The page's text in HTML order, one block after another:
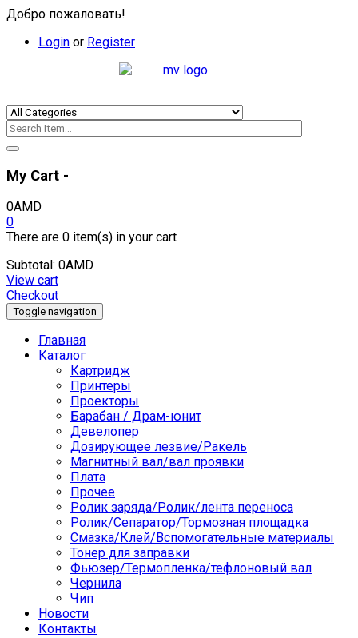
Добро пожаловать!
Login or Register
My Cart -
0AMD
0
There are 0 item(s) in your cart
Subtotal: 0AMD
View cart
Checkout
Toggle navigation
Главная
Каталог
Картридж
Принтеры
Проекторы
Барабан / Драм-юнит
Девелопер
Дозирующее лезвие/Ракель
Магнитный вал/вал проявки
Плата
Прочее
Ролик заряда/Ролик/лента переноса
Ролик/Сепаратор/Тормозная площадка
Смазка/Клей/Вспомогательные материалы
Тонер для заправки
Фьюзер/Термопленка/тефлоновый вал
Чернила
Чип
Новости
Контакты